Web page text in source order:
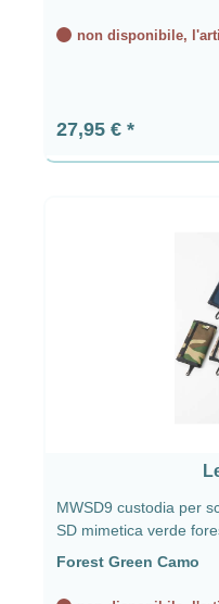
non disponibile,
Prezzo normale:
27,95 €
MWSD9 custodia per
SD mimetica verde
Forest Green Camo